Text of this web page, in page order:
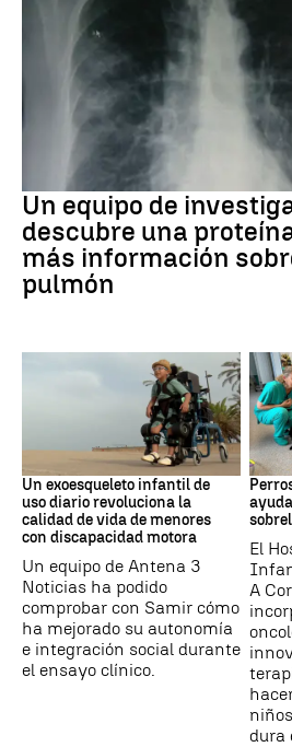
Cáncer de pulmón
Un equipo de
descubre una
más información
pulmón
DISCAPACIDAD
Un exoesqueleto infantil de
uso diario revoluciona la
calidad de vida de menores
con discapacidad motora
Un equipo de Antena 3
Noticias ha podido
comprobar con Samir cómo
ha mejorado su autonomía
e integración social durante
el ensayo clínico.
Galicia
El
A
dura